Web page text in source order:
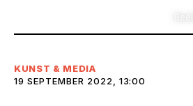
KUNST & MEDIA
19 SEPTEMBER 2022, 13:00